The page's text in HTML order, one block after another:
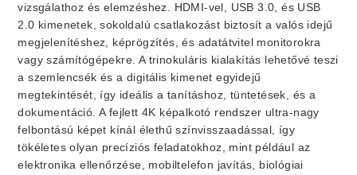
vizsgálathoz és elemzéshez. HDMI-vel, USB 3.0, és USB
2.0 kimenetek, sokoldalú csatlakozást biztosít a valós idejű
megjelenítéshez, képrögzítés, és adatátvitel monitorokra
vagy számítógépekre. A trinokuláris kialakítás lehetővé teszi
a szemlencsék és a digitális kimenet egyidejű
megtekintését, így ideális a tanításhoz, tüntetések, és a
dokumentáció. A fejlett 4K képalkotó rendszer ultra-nagy
felbontású képet kínál élethű színvisszaadással, így
tökéletes olyan precíziós feladatokhoz, mint például az
elektronika ellenőrzése, mobiltelefon javítás, biológiai